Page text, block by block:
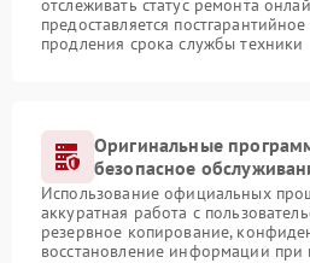
отслеживать статус ремонта
предоставляется
продления срока службы техники
Оригинальные
безопасное
Использование официальных
аккуратная работа с
резервное копирование,
восстановление информации при